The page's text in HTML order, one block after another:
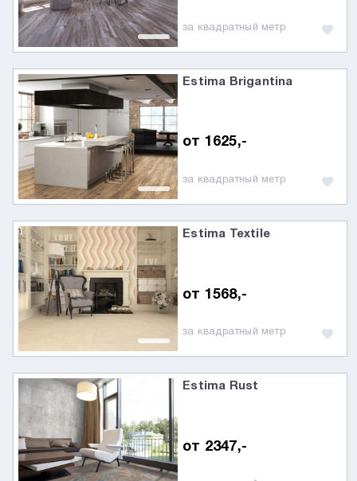
за квадратный метр
Estima Brigantina
от 1625,-
за квадратный метр
Estima Textile
от 1568,-
за квадратный метр
Estima Rust
от 2347,-